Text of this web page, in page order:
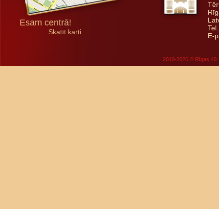
Esam centrā!
Skatīt karti...
E-
2010-2026 © Rīgas